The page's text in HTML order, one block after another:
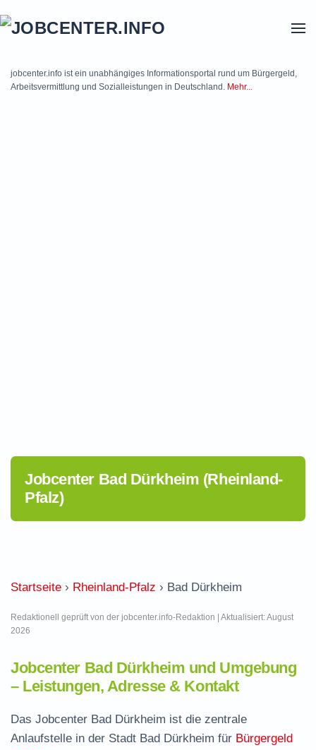
jobcenter.info ist ein unabhängiges Informationsportal rund um Bürgergeld,
Arbeitsvermittlung und Sozialleistungen in Deutschland. Mehr...
Jobcenter Bad Dürkheim (Rheinland-
Pfalz)
Startseite › Rheinland-Pfalz › Bad Dürkheim
Redaktionell geprüft von der jobcenter.info-Redaktion | Aktualisiert: August
2026
Jobcenter Bad Dürkheim und Umgebung
– Leistungen, Adresse & Kontakt
Das Jobcenter Bad Dürkheim ist die zentrale
Anlaufstelle in der Stadt Bad Dürkheim für Bürgergeld